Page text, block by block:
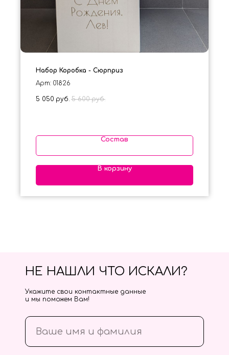
Набор Коробка - Сюрприз
Арт: 01826
5 050 руб. 5 600 руб.
Состав
В корзину
НЕ НАШЛИ ЧТО ИСКАЛИ?
Укажите свои контактные данные
и мы поможем Вам!